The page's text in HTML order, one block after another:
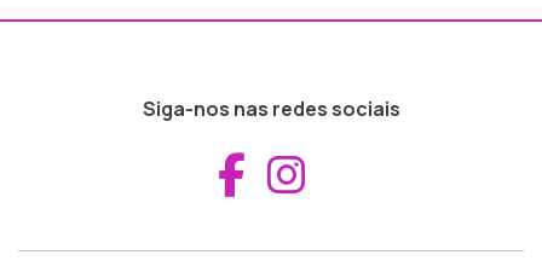
Siga-nos nas redes sociais
Aceder ao